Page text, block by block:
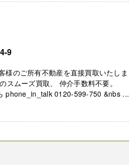
9
様のご所有不動産を直接買取いたしま
スムーズ買取、 仲介手数料不要。
phone_in_talk 0120-599-750 &nbs ...